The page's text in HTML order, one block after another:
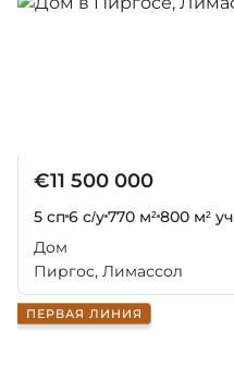
€11 500 000
5 сп6 с/у770 м²800 м² уч
Дом
Пиргос, Лимассол
ПЕРВАЯ ЛИНИЯ